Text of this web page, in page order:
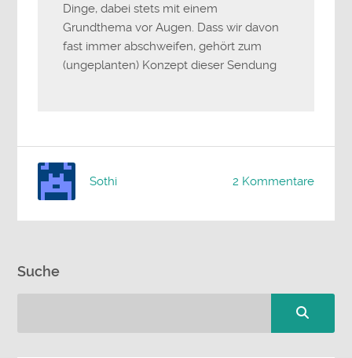
Dinge, dabei stets mit einem
Grundthema vor Augen. Dass wir davon
fast immer abschweifen, gehört zum
(ungeplanten) Konzept dieser Sendung
2 Kommentare
Sothi
Suche